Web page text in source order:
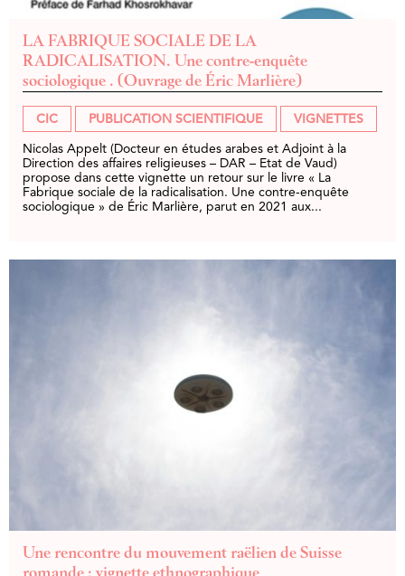
LA FABRIQUE SOCIALE DE LA
RADICALISATION. Une contre-enquête
sociologique . (Ouvrage de Éric Marlière)
CIC PUBLICATION SCIENTIFIQUE VIGNETTES
Nicolas Appelt (Docteur en études arabes et Adjoint à la
Direction des affaires religieuses – DAR – Etat de Vaud)
propose dans cette vignette un retour sur le livre « La
Fabrique sociale de la radicalisation. Une contre-enquête
sociologique » de Éric Marlière, parut en 2021 aux...
Une rencontre du mouvement raëlien de Suisse